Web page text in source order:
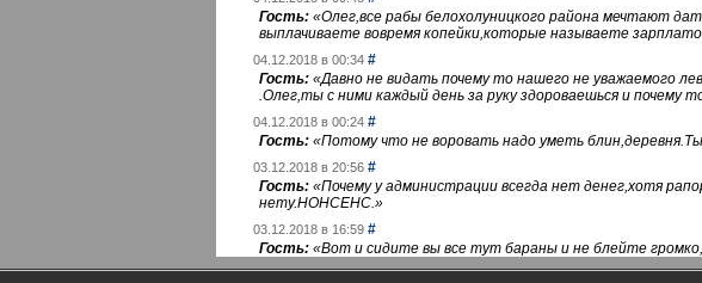
Гость: «Олег,все рабы белохолуницкого района мечтают
выплачиваете вовремя копейки,которые называете
04.12.2018 в 00:34 #
Гость: «Давно не видать почему то нашего не уважаемого
.Олег,ты с ними каждый день за руку здороваешься и почему
04.12.2018 в 00:24 #
Гость: «Потому что не воровать надо уметь блин,деревня.Ты
03.12.2018 в 20:56 #
Гость: «Почему у администрации всегда нет денег,хотя
нету.НОНСЕНС.»
03.12.2018 в 16:59 #
Гость: «Вот и сидите вы все тут бараны и не блейте